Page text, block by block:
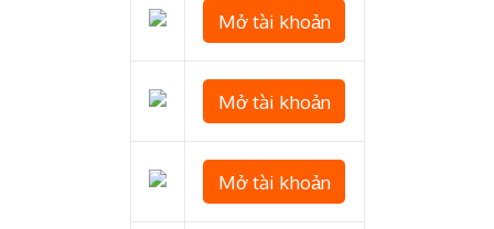
Mở tài khoản
Mở tài khoản
Mở tài khoản